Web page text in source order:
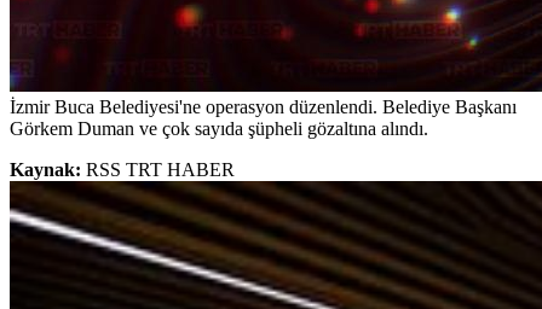
İzmir Buca Belediyesi'ne operasyon düzenlendi. Belediye Başkanı
Görkem Duman ve çok sayıda şüpheli gözaltına alındı.
Kaynak: RSS TRT HABER